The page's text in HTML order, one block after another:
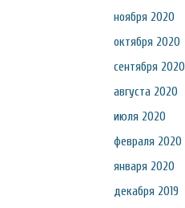
ноября 2020
октября 2020
сентября 2020
августа 2020
июля 2020
февраля 2020
января 2020
декабря 2019